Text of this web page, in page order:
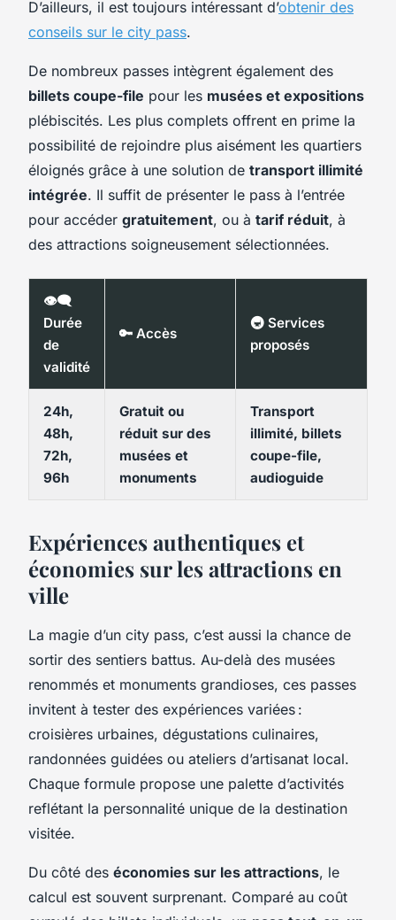
D’ailleurs, il est toujours intéressant d’obtenir des
conseils sur le city pass.
De nombreux passes intègrent également des
billets coupe-file pour les musées et expositions
plébiscités. Les plus complets offrent en prime la
possibilité de rejoindre plus aisément les quartiers
éloignés grâce à une solution de transport illimité
intégrée. Il suffit de présenter le pass à l’entrée
pour accéder gratuitement, ou à tarif réduit, à
des attractions soigneusement sélectionnées.
👁️‍🗨️
Durée
de
validité
🔑 Accès
🚇 Services
proposés
24h,
48h,
72h,
96h
Gratuit ou
réduit sur des
musées et
monuments
Transport
illimité, billets
coupe-file,
audioguide
Expériences authentiques et
économies sur les attractions en
ville
La magie d’un city pass, c’est aussi la chance de
sortir des sentiers battus. Au-delà des musées
renommés et monuments grandioses, ces passes
invitent à tester des expériences variées :
croisières urbaines, dégustations culinaires,
randonnées guidées ou ateliers d’artisanat local.
Chaque formule propose une palette d’activités
reflétant la personnalité unique de la destination
visitée.
Du côté des économies sur les attractions, le
calcul est souvent surprenant. Comparé au coût